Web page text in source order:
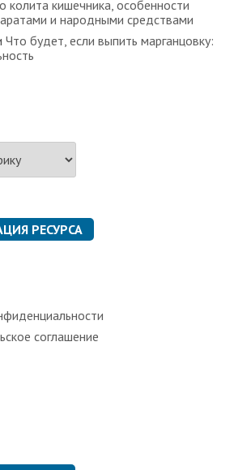
колита кишечника, особенности
и народными средствами
Что будет, если выпить марганцовку:
РЕСУРСА
соглашение